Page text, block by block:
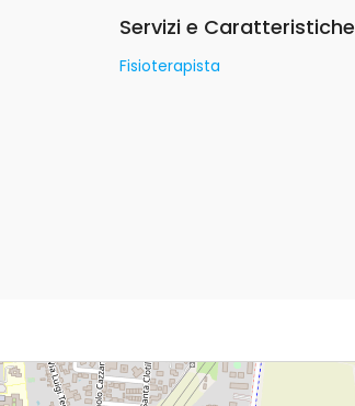
Servizi e Caratteristiche
Fisioterapista